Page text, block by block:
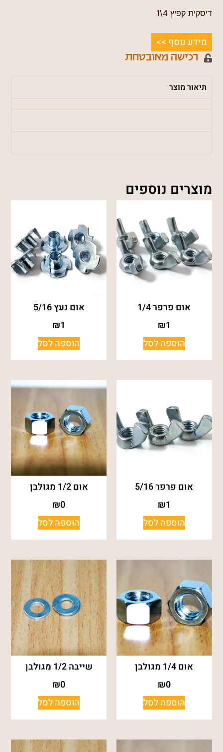
דיסקית קפיץ 4\1
מידע נוסף >>
רכישה מאובטחת
תיאור מוצר
מוצרים נוספים
אום פרפר 1/4
₪1
הוספה לסל
אום נעץ 5/16
₪1
הוספה לסל
אום פרפר 5/16
₪1
הוספה לסל
אום 1/2 מגולבן
₪0
הוספה לסל
אום 1/4 מגולבן
₪0
הוספה לסל
שייבה 1/2 מגולבן
₪0
הוספה לסל